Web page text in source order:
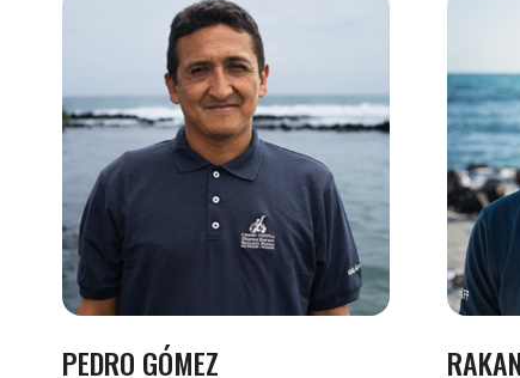
NUESTRO
EQUIPO
PEDRO GÓMEZ